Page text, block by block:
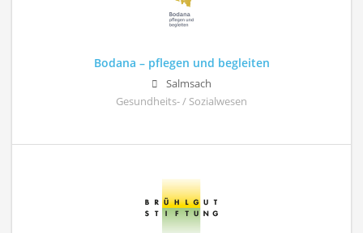
Bodana – pflegen und begleiten
Salmsach
Gesundheits- / Sozialwesen